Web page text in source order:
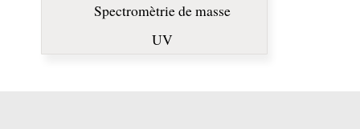
Spectromètrie de masse
UV